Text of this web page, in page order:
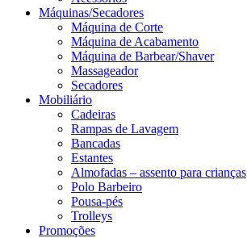
Máquinas/Secadores
Máquina de Corte
Máquina de Acabamento
Máquina de Barbear/Shaver
Massageador
Secadores
Mobiliário
Cadeiras
Rampas de Lavagem
Bancadas
Estantes
Almofadas – assento para crianças
Polo Barbeiro
Pousa-pés
Trolleys
Promoções